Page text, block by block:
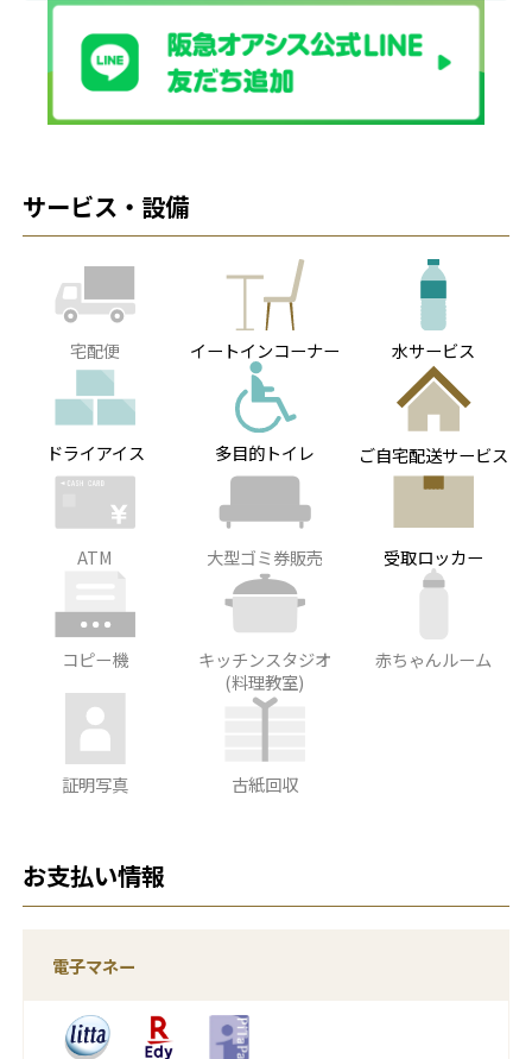
サービス・設備
宅配便 イートインコーナー 水サービス
ドライアイス 多目的トイレ ご自宅配送サービス
ATM 大型ゴミ券販売 受取ロッカー
コピー機
キッチンスタジオ
(料理教室)
赤ちゃんルーム
証明写真 古紙回収
お支払い情報
電子マネー